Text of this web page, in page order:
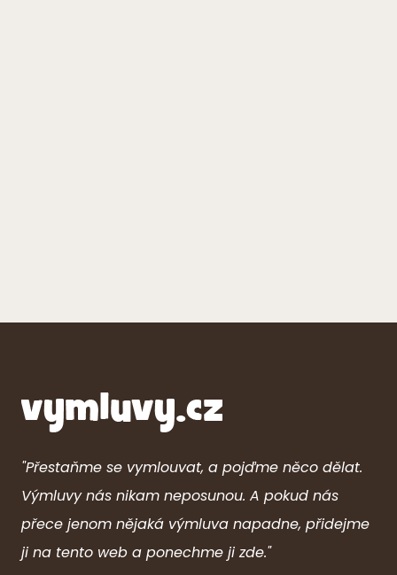
"Přestaňme se vymlouvat, a pojďme něco dělat.
Výmluvy nás nikam neposunou. A pokud nás
přece jenom nějaká výmluva napadne, přidejme
ji na tento web a ponechme ji zde."